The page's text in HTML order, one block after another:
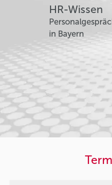
HR-Wissen
in Bayern